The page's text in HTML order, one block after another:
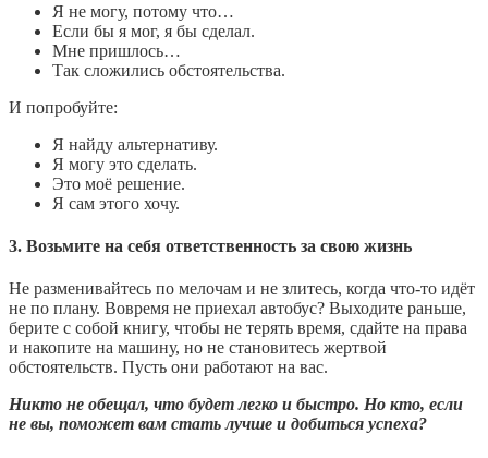
Я не могу, потому что…
Если бы я мог, я бы сделал.
Мне пришлось…
Так сложились обстоятельства.
И попробуйте:
Я найду альтернативу.
Я могу это сделать.
Это моё решение.
Я сам этого хочу.
3. Возьмите на себя ответственность за свою жизнь
Не разменивайтесь по мелочам и не злитесь, когда что-то идёт
не по плану. Вовремя не приехал автобус? Выходите раньше,
берите с собой книгу, чтобы не терять время, сдайте на права
и накопите на машину, но не становитесь жертвой
обстоятельств. Пусть они работают на вас.
Никто не обещал, что будет легко и быстро. Но кто, если
не вы, поможет вам стать лучше и добиться успеха?